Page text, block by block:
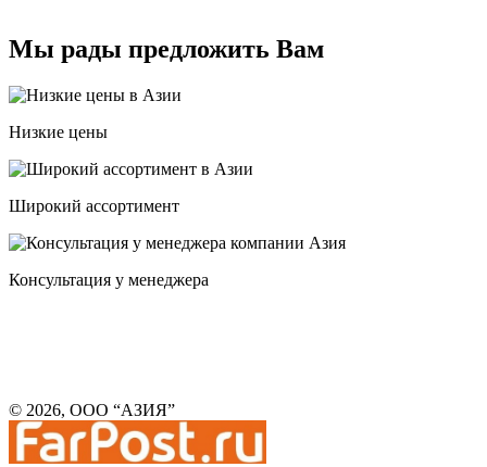
Мы рады предложить Вам
Низкие цены
Широкий ассортимент
Консультация у менеджера
© 2026, ООО “АЗИЯ”